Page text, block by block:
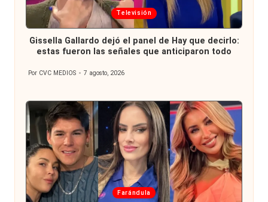
Publicada
en
Televisión
Gissella Gallardo dejó el panel de Hay que decirlo:
estas fueron las señales que anticiparon todo
Publicado
Por CVC MEDIOS 7 agosto, 2026
Publicada
Farándula